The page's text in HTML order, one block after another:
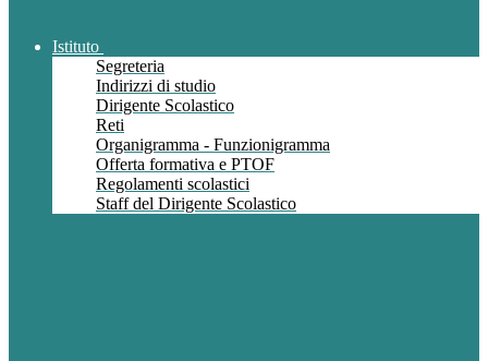
Istituto
Segreteria
Indirizzi di studio
Dirigente Scolastico
Reti
Organigramma - Funzionigramma
Offerta formativa e PTOF
Regolamenti scolastici
Staff del Dirigente Scolastico